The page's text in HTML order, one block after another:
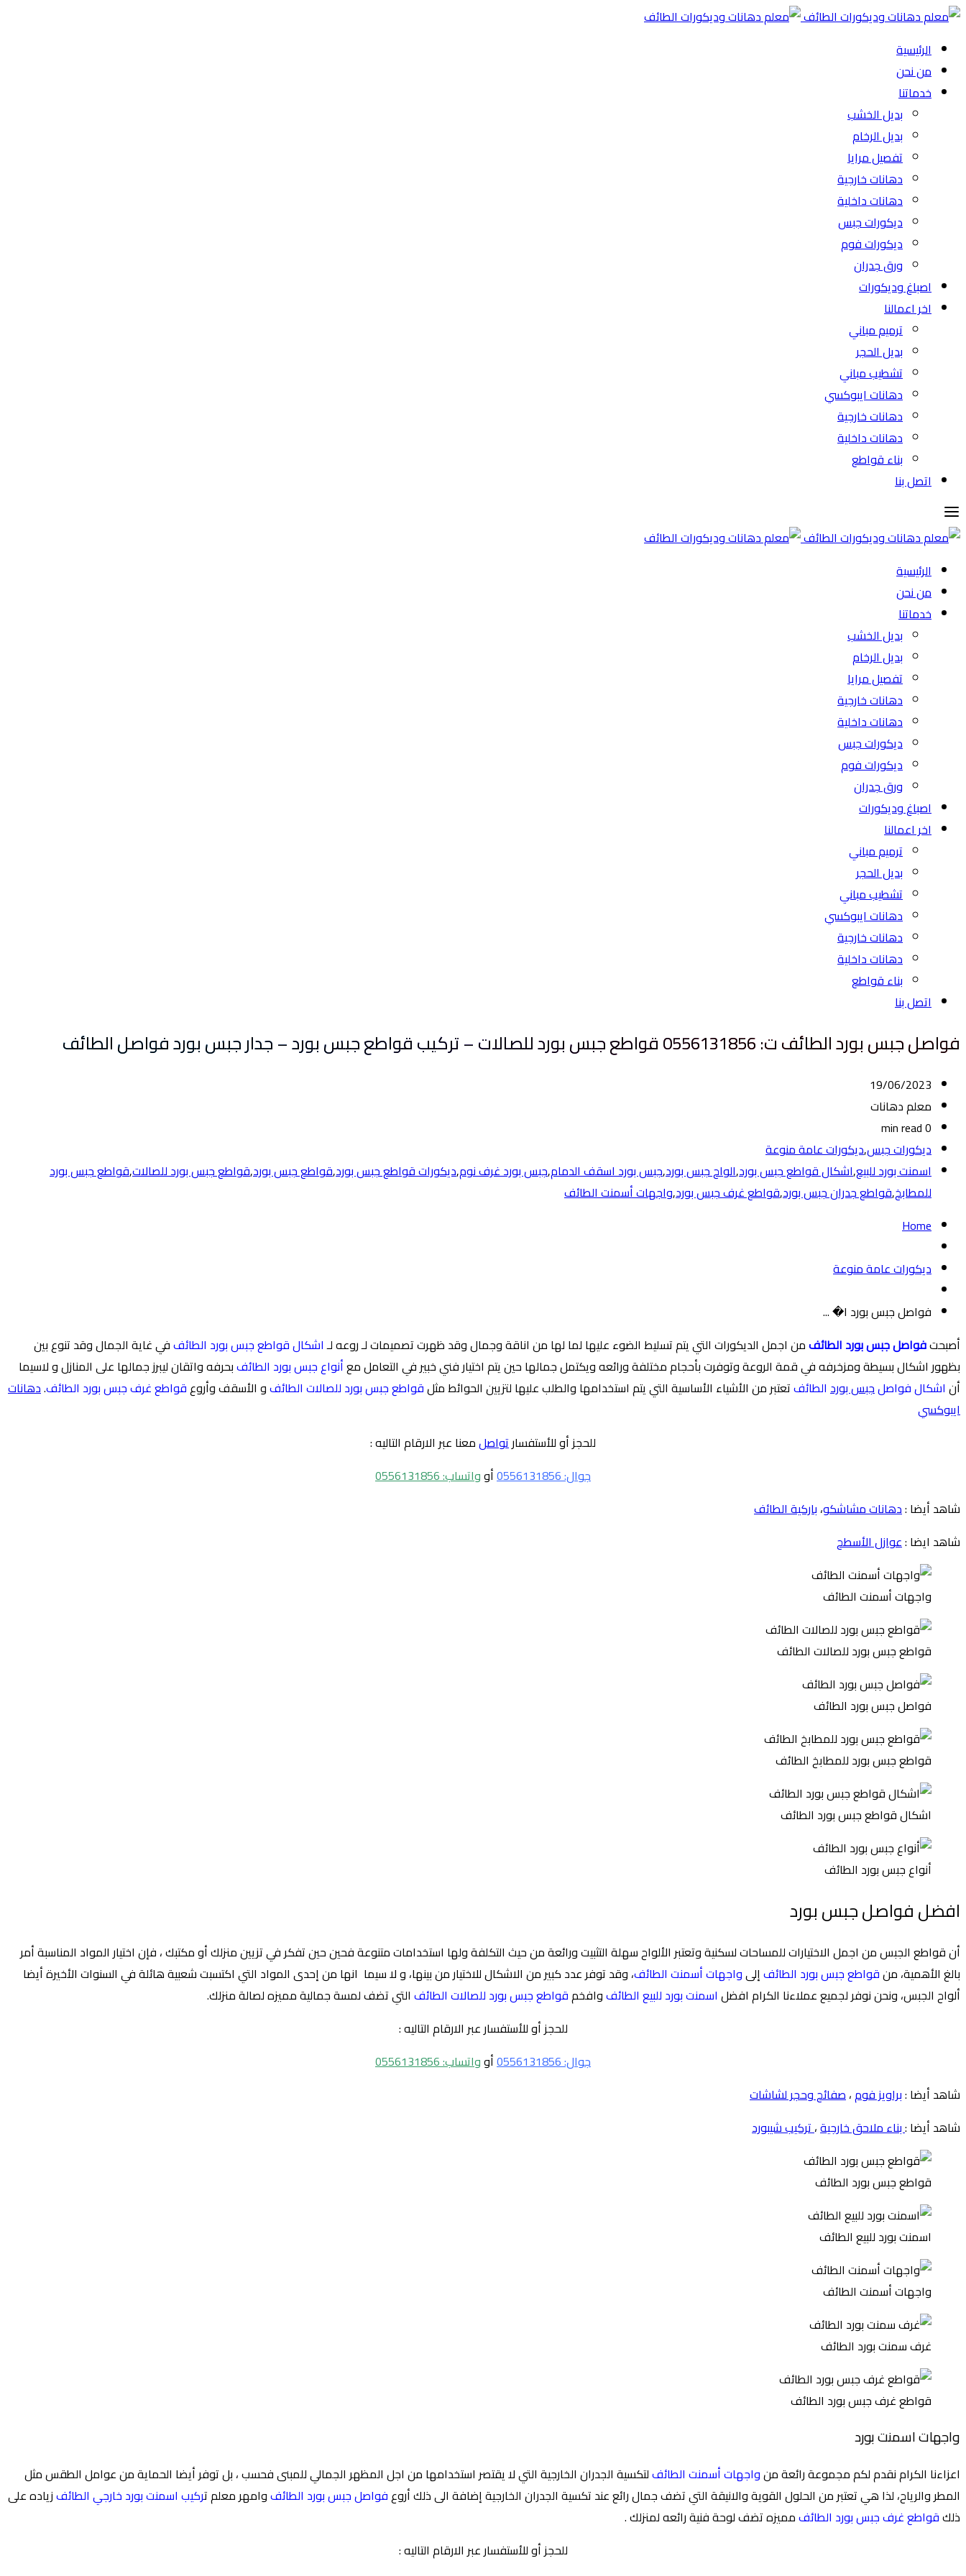
الرئيسية
من نحن
خدماتنا
بديل الخشب
بديل الرخام
تفصيل مرايا
دهانات خارجية
دهانات داخلية
ديكورات جبس
ديكورات فوم
ورق جدران
اصباغ وديكورات
اخر اعمالنا
ترميم مباني
بديل الحجر
تشطيب مباني
دهانات ايبوكسي
دهانات خارجية
دهانات داخلية
بناء قواطع
اتصل بنا
الرئيسية
من نحن
خدماتنا
بديل الخشب
بديل الرخام
تفصيل مرايا
دهانات خارجية
دهانات داخلية
ديكورات جبس
ديكورات فوم
ورق جدران
اصباغ وديكورات
اخر اعمالنا
ترميم مباني
بديل الحجر
تشطيب مباني
دهانات ايبوكسي
دهانات خارجية
دهانات داخلية
بناء قواطع
اتصل بنا
فواصل جبس بورد الطائف ت: 0556131856 قواطع جبس بورد للصالات – تركيب قواطع جبس بورد – جدار جبس بورد فواصل الطائف
19/06/2023
معلم دهانات
0 min read
ديكورات جبس,ديكورات عامة منوعة
اسمنت بورد للبيع,اشكال قواطع جبس بورد,الواح جبس بورد,جبس بورد اسقف الدمام,جبس بورد غرف نوم,ديكورات قواطع جبس بورد,قواطع جبس بورد,قواطع جبس بورد للصالات,قواطع جبس بورد
للمطابخ,قواطع جدران جبس بورد,قواطع غرف جبس بورد,واجهات أسمنت الطائف
Home
ديكورات عامة منوعة
فواصل جبس بورد ا� ...
أصبحتفواصل جبس بورد الطائفمن اجمل الديكورات التي يتم تسليط الضوء عليها لما لها من اناقة وجمال وقد ظهرت تصميمات لـ روعه لـاشكال قواطع جبس بورد الطائففي غاية الجمال وقد تنوع بين
بظهور اشكال بسيطة ومزخرفه في قمة الروعة وتوفرت بأحجام مختلفة ورائعه ويكتمل جمالها حين يتم اختيار فني خبير في التعامل معأنواع جبس بورد الطائفبحرفه واتقان ليبرز جمالها على المنازل و لاسيما
أن اشكال فواصلجبس بورد الطائفتعتبر من الأشياء الأساسية التي يتم استخدامها والطلب عليها لتزيين الحوائط مثلقواطع جبس بورد للصالات الطائفو الأسقف وأروعقواطع غرف جبس بورد الطائف.دهانات
ايبوكسي
للحجز أو للأستفسارتواصلمعنا عبر الارقام التاليه :
جوال: 0556131856
أوواتساب: 0556131856
شاهد أيضا :دهانات مشاشكو، باركية الطائف
شاهد ايضا :عوازل الأسطح
واجهات أسمنت الطائف
قواطع جبس بورد للصالات الطائف
فواصل جبس بورد الطائف
قواطع جبس بورد للمطابخ الطائف
اشكال قواطع جبس بورد الطائف
أنواع جبس بورد الطائف
افضل فواصل جبس بورد
أن قواطع الجبس من اجمل الاختيارات للمساحات لسكنية وتعتبر الألواح سهلة التثبيت ورائعة من حيث التكلفة ولها استخدامات متنوعة فحين حين تفكر في تزيين منزلك أو مكتبك ، فإن اختيار المواد المناسبة أمر
بالغ الأهمية، منقواطع جبس بورد الطائفإلىواجهات أسمنت الطائف، وقد توفر عدد كبير من الاشكال للاختيار من بينها، و لا سيما انها من إحدى المواد التي اكتسبت شعبية هائلة في السنوات الأخيرة أيضا
ألواح الجبس، ونحن نوفر لجميع عملاءنا الكرام افضل اسمنت بورد للبيع الطائفوافخمقواطع جبس بورد للصالات الطائف التي تضف لمسة جمالية مميزه لصالة منزلك.
للحجز أو للأستفسار عبر الارقام التاليه :
جوال: 0556131856
أوواتساب: 0556131856
شاهد أيضا :براويز فوم،صفائح وحجر لشاشات
شاهد أيضا :بناء ملاحق خارجية،تركيب شيبورد
قواطع جبس بورد الطائف
اسمنت بورد للبيع الطائف
واجهات أسمنت الطائف
غرف سمنت بورد الطائف
قواطع غرف جبس بورد الطائف
واجهات اسمنت بورد
اعزاءنا الكرام نقدم لكم مجموعة رائعة منواجهات أسمنت الطائفلتكسية الجدران الخارجية التي لا يقتصر استخدامها من اجل المظهر الجمالي للمبنى فحسب ، بل توفر أيضا الحماية من عوامل الطقس مثل
المطر والرياح، لذا هي تعتبر من الحلول القوية والانيقة التي تضف جمال رائع عند تكسية الجدران الخارجية إضافة الى ذلك أروعفواصل جبس بورد الطائفوامهر معلم تركيب اسمنت بورد خارجي الطائفزياده على
ذلكقواطع غرف جبس بورد الطائفمميزه تضف لوحة فنية رائعه لمنزلك .
للحجز أو للأستفسار عبر الارقام التاليه :